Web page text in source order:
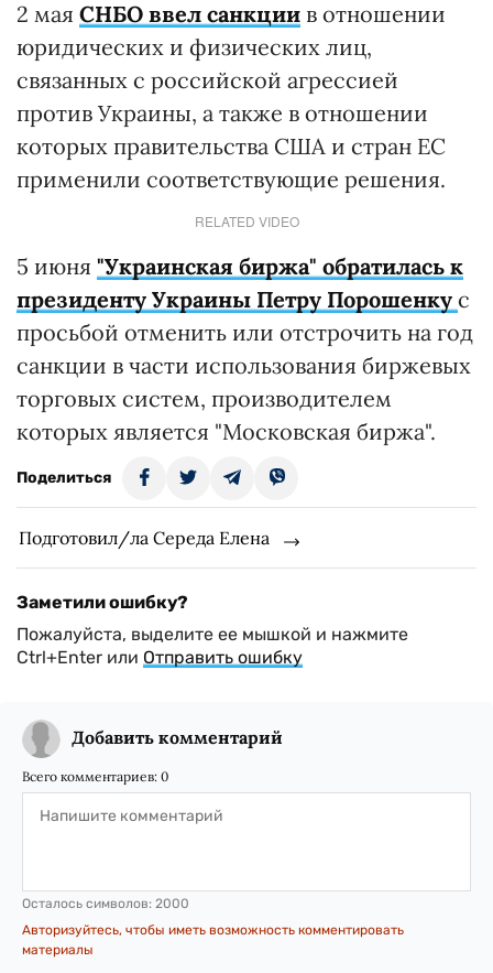
2 мая СНБО ввел санкции в отношении
юридических и физических лиц,
связанных с российской агрессией
против Украины, а также в отношении
которых правительства США и стран ЕС
применили соответствующие решения.
RELATED VIDEO
5 июня "Украинская биржа" обратилась к
президенту Украины Петру Порошенку с
просьбой отменить или отстрочить на год
санкции в части использования биржевых
торговых систем, производителем
которых является "Московская биржа".
Поделиться
Подготовил/ла Середа Елена
Заметили ошибку?
Пожалуйста, выделите ее мышкой и нажмите
Ctrl+Enter или Отправить ошибку
Добавить комментарий
Всего комментариев: 0
Осталось символов: 2000
Авторизуйтесь, чтобы иметь возможность комментировать
материалы